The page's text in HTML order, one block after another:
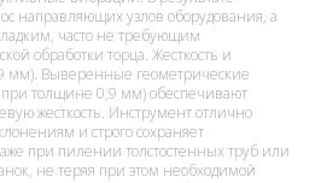
направляющих узлов оборудования, а
часто не требующим
обработки торца. Жесткость и
мм). Выверенные геометрические
толщине 0,9 мм) обеспечивают
жесткость. Инструмент отлично
и строго сохраняет
при пилении толстостенных труб или
не теряя при этом необходимой